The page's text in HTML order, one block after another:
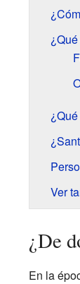
Ver
¿De
En la